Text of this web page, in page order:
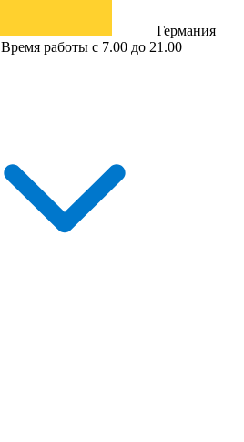
Германия
Время работы с 7.00 до 21.00